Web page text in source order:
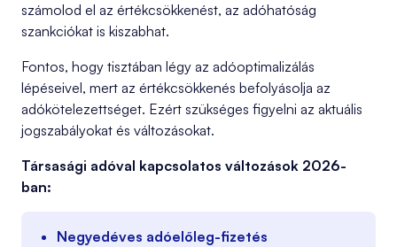
számolod el az értékcsökkenést, az adóhatóság
szankciókat is kiszabhat.
Fontos, hogy tisztában légy az adóoptimalizálás
lépéseivel, mert az értékcsökkenés befolyásolja az
adókötelezettséget. Ezért szükséges figyelni az aktuális
jogszabályokat és változásokat.
Társasági adóval kapcsolatos változások 2026-
ban:
Negyedéves adóelőleg-fizetés